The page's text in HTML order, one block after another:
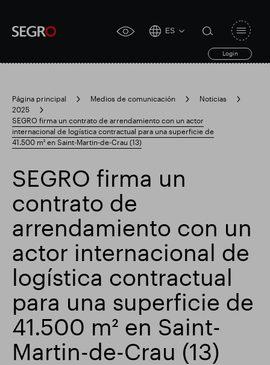
accessibility
ES
Login
search
form
Submit
search
Search
for
Actualización comercial
toggle
Página principal Medios de comunicación
Noticias
2025
SEGRO firma un contrato de arrendamiento con un actor
internacional de logística contractual para una superficie de
41.500 m² en Saint-Martin-de-Crau (13)
SEGRO firma un
contrato de
arrendamiento con un
actor internacional de
logística contractual
para una superficie de
41.500 m² en Saint-
Martin-de-Crau (13)